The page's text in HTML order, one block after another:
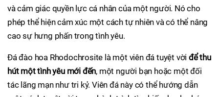
và cảm giác quyền lực cá nhân của một người. Nó cho
phép thể hiện cảm xúc một cách tự nhiên và có thể nâng
cao sự hưng phấn trong tình yêu.
Đá đào hoa Rhodochrosite là một viên đá tuyệt vời để thu
hút một tình yêu mới đến, một người bạn hoặc một đối
tác lãng mạn như tri kỷ. Viên đá này có thể hướng dẫn